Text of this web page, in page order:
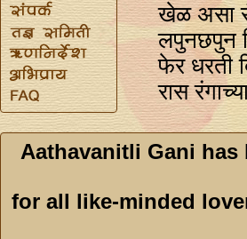
खेळ असा
लपुनछपुन
फेर धरती
रास
Aathavanitli Gani
for all like-minded